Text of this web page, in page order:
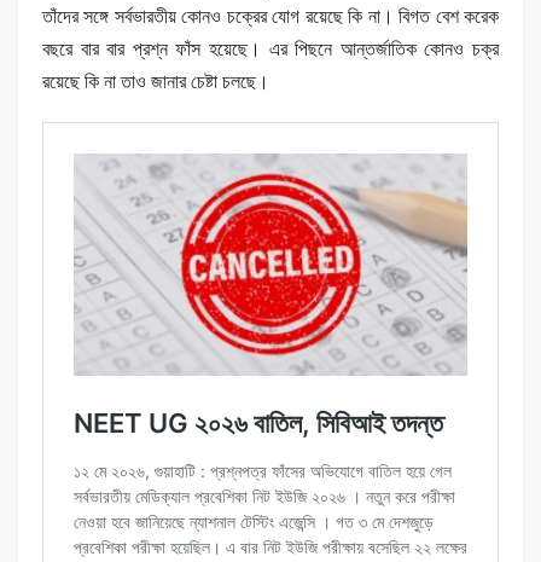
তাঁদের সঙ্গে সর্বভারতীয় কোনও চক্রের যোগ রয়েছে কি না। বিগত বেশ করেক
বছরে বার বার প্রশ্ন ফাঁস হয়েছে। এর পিছনে আন্তর্জাতিক কোনও চক্র
রয়েছে কি না তাও জানার চেষ্টা চলছে।